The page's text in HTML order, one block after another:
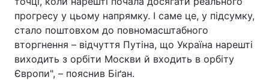
прогресу у цьому напрямку. І саме це, у підсумку,
стало поштовхом до повномасштабного
вторгнення – відчуття Путіна, що Україна нарешті
виходить з орбіти Москви й входить в орбіту
Європи", – пояснив Біґан.